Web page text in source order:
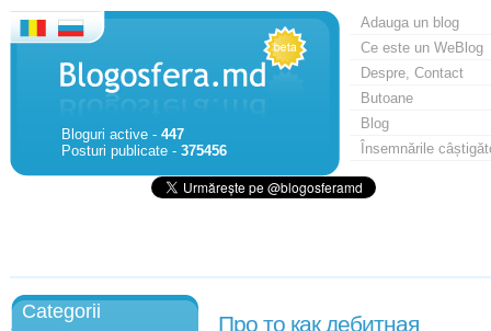
Bloguri active - 447
Posturi publicate - 375456
Adauga un blog
Ce este un WeBlog
Despre, Contact
Butoane
Blog
Însemnările
Categorii
Про то как дебитная